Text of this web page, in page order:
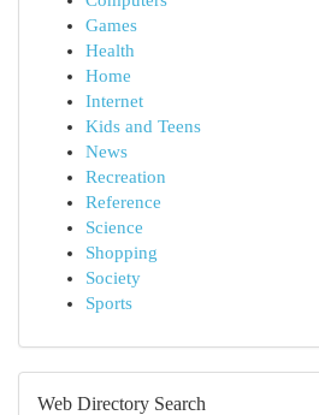
Games
Health
Home
Internet
Kids and Teens
News
Recreation
Reference
Science
Shopping
Society
Sports
Web Directory Search